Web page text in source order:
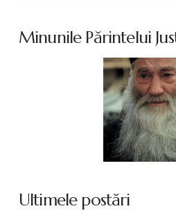
Minunile Părintelui
Ultimele postări